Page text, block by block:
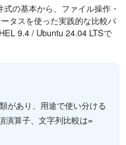
の基本から、ファイル操作・
タスを使った実践的な比較パ
9.4 / Ubuntu 24.04 LTSで
があり、用途で使い分ける
演算子、文字列比較は=